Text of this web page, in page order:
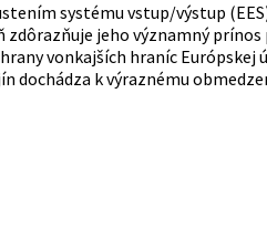
systému vstup/výstup
jeho významný
vonkajších hraníc
k výraznému